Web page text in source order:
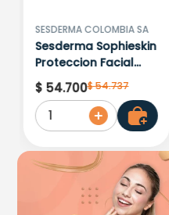
SESDERMA COLOMBIA SA
Sesderma Sophieskin
Proteccion Facial
Kids Hypoallergenic
Spf 500 Moisturising
$ 54.700$54.737
1